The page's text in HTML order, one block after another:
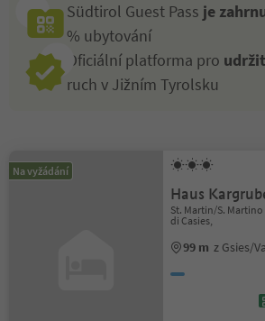
Südtirol Guest Pass je
% ubytování
Oficiální platforma pro
ruch v Jižním Tyrolsku
Na vyžádání
Haus
St. Martin/S. Martino
di Casies,
99 m z Gsies/